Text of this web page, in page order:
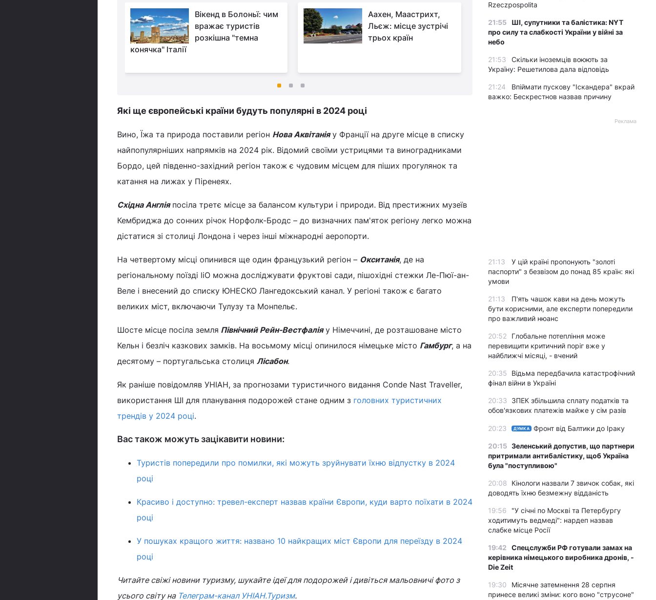
Вікенд в Болоньї: чим
вражає туристів
розкішна "темна
конячка" Італії
Аахен, Маастрихт,
Льєж: місце зустрічі
трьох країн
класики під
знаменитим готичним
кварталі
Які ще європейські країни будуть популярні в 2024 році
Вино, Їжа та природа поставили регіон Нова Аквітаніяу Франції на друге місце в списку
найпопулярніших напрямків на 2024 рік. Відомий своїми устрицями та виноградниками
Бордо, цей південно-західний регіон також є чудовим місцем для піших прогулянок та
катання на лижах у Піренеях.
Східна Англіяпосіла третє місце за балансом культури і природи. Від престижних музеїв
Кембриджа до сонних річок Норфолк-Бродс – до визначних пам'яток регіону легко можна
дістатися зі столиці Лондона і через інші міжнародні аеропорти.
На четвертому місці опинився ще один французький регіон – Окситанія, де на
регіональному поїзді liO можна досліджувати фруктові сади, пішохідні стежки Ле-Пюї-ан-
Веле і внесений до списку ЮНЕСКО Лангедокський канал. У регіоні також є багато
великих міст, включаючи Тулузу та Монпельє.
Шосте місце посіла земля Північний Рейн-Вестфаліяу Німеччині, де розташоване місто
Кельн і безліч казкових замків. На восьмому місці опинилося німецьке місто Гамбург, а на
десятому – португальська столиця Лісабон.
Як раніше повідомляв УНІАН, за прогнозами туристичного видання Conde Nast Traveller,
використання ШІ для планування подорожей стане одним з головних туристичних
трендів у 2024 році.
Вас також можуть зацікавити новини:
Туристів попередили про помилки, які можуть зруйнувати їхню відпустку в 2024
році
Красиво і доступно: тревел-експерт назвав країни Європи, куди варто поїхати в 2024
році
У пошуках кращого життя: названо 10 найкращих міст Європи для переїзду в 2024
році
Читайте свіжі новини туризму, шукайте ідеї для подорожей і дивіться мальовничі фото з
усього світу на Телеграм-канал УНІАН.Туризм.
Rzeczpospolita
21:55
ШІ, супутники та балістика: NYT
про силу та слабкості України у війні за
небо
21:53
Скільки іноземців воюють за
Україну: Решетилова дала відповідь
21:24
Впіймати пускову "Іскандера" вкрай
важко: Бескрестнов назвав причину
Реклама
21:13
У цій країні пропонують "золоті
паспорти" з безвізом до понад 85 країн: які
умови
21:13
П'ять чашок кави на день можуть
бути корисними, але експерти попередили
про важливий нюанс
20:52
Глобальне потепління може
перевищити критичний поріг вже у
найближчі місяці, - вчений
20:35
Відьма передбачила катастрофічний
фінал війни в Україні
20:33
ЗПЕК збільшила сплату податків та
обов'язкових платежів майже у сім разів
20:23 ДУМКА Фронт від Балтики до Іраку
20:15 Зеленський допустив, що партнери
притримали антибалістику, щоб Україна
була "поступливою"
20:08
Кінологи назвали 7 звичок собак, які
доводять їхню безмежну відданість
19:56
"У січні по Москві та Петербургу
ходитимуть ведмеді": нардеп назвав
слабке місце Росії
19:42
Спецслужби РФ готували замах на
керівника німецького виробника дронів, -
Die Zeit
19:30
Місячне затемнення 28 серпня
принесе великі зміни: кого воно "струсоне"